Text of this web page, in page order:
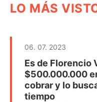
LO MÁS
06. 07. 2023
Es de Florencio
$500.000.000
cobrar y lo
tiempo